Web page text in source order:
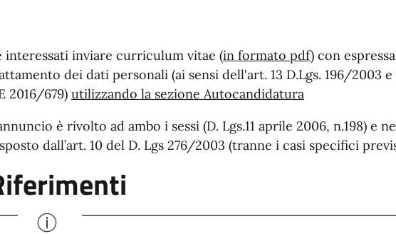
interessati inviare curriculum vitae (in formato pdf) con
dei dati personali (ai sensi dell'art. 13 D.Lgs. 196/2003
2016/679) utilizzando la sezione Autocandidatura
è rivolto ad ambo i sessi (D. Lgs.11 aprile 2006, n.198) e
dall’art. 10 del D. Lgs 276/2003 (tranne i casi specifici